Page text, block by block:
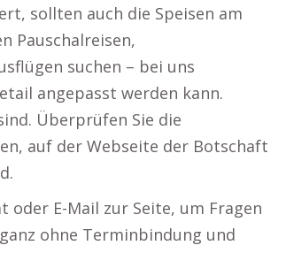
sollten auch die Speisen am
Pauschalreisen,
suchen – bei uns
angepasst werden kann.
Überprüfen Sie die
auf der Webseite der Botschaft
oder E-Mail zur Seite, um Fragen
ohne Terminbindung und